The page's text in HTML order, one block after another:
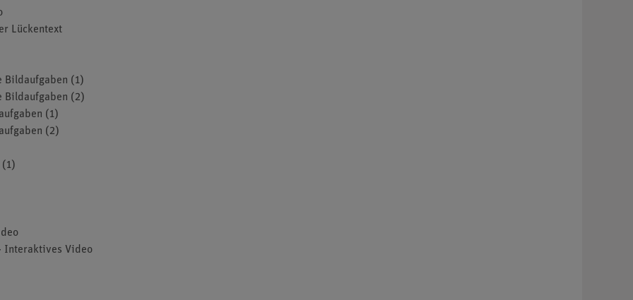
Lückentext
Bildaufgaben (1)
Bildaufgaben (2)
(1)
(2)
Interaktives Video